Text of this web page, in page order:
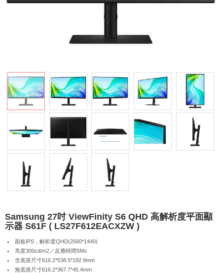
Samsung 27吋 ViewFinity S6 QHD 高解析度平面顯
示器 S61F ( LS27F612EACXZW )
面板IPS，解析度QHD(2560*1440)
亮度300cd/m2／反應時間5Ms
含底座尺寸616.2*538.5*192.9mm
無底座尺寸616.2*367.7*45.4mm